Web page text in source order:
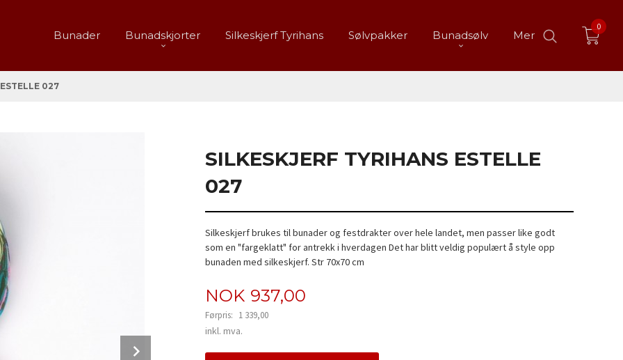
Bunader Bunadskjorter Silkeskjerf Tyrihans Sølvpakker Bunadsølv Mer
0
027
SILKESKJERF TYRIHANS ESTELLE
027
Silkeskjerf brukes til bunader og festdrakter over hele landet, men passer like godt
som en "fargeklatt" for antrekk i hverdagen Det har blitt veldig populært å style opp
bunaden med silkeskjerf. Str 70x70 cm
Tilbud
NOK 937,00
Førpris: 1 339,00
Rabatt
inkl. mva.